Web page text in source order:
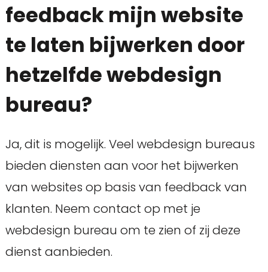
feedback mijn website
te laten bijwerken door
hetzelfde webdesign
bureau?
Ja, dit is mogelijk. Veel webdesign bureaus
bieden diensten aan voor het bijwerken
van websites op basis van feedback van
klanten. Neem contact op met je
webdesign bureau om te zien of zij deze
dienst aanbieden.